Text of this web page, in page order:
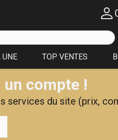
UNE TOP VENTES
compte !
du site (prix,